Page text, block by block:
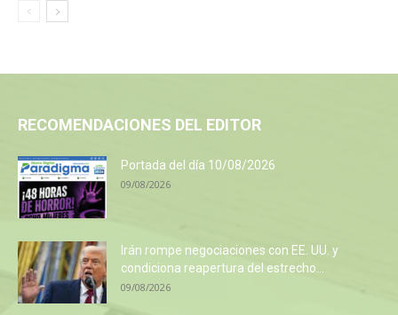
RECOMENDACIONES DEL EDITOR
Portada del día 10/08/2026
09/08/2026
Irán rompe negociaciones con EE. UU. y
condiciona reapertura del estrecho...
09/08/2026